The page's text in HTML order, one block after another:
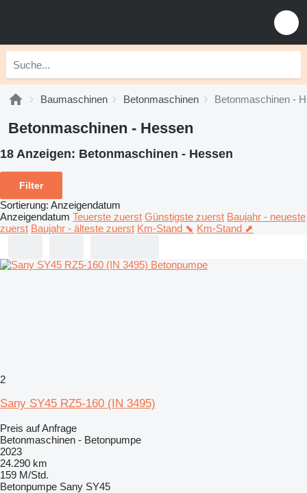
Baumaschinen Betonmaschinen Betonmaschinen -
Betonmaschinen - Hessen
18 Anzeigen: Betonmaschinen - Hessen
Filter
Sortierung: Anzeigendatum
Anzeigendatum Teuerste zuerst Günstigste zuerst Baujahr - neueste
zuerst Baujahr - älteste zuerst Km-Stand ⬊ Km-Stand ⬈
2
Sany SY45 RZ5-160 (IN 3495)
Preis auf Anfrage
Betonmaschinen - Betonpumpe
2023
24.290 km
159 M/Std.
Betonpumpe Sany SY45